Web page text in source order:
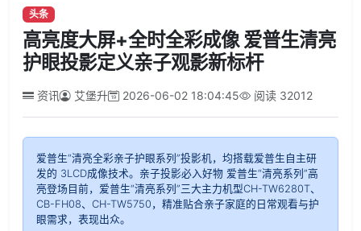
头条
高亮度大屏+全时全彩成像 爱普生清亮
护眼投影定义亲子观影新标杆
资讯 艾堡升 2026-06-02 18:04:45 阅读 32012
爱普生“清亮全彩亲子护眼系列”投影机，均搭载爱普生自主研
发的 3LCD成像技术。亲子投影必入好物 爱普生“清亮系列”高
亮登场目前，爱普生“清亮系列”三大主力机型CH-TW6280T、
CB-FH08、CH-TW5750，精准贴合亲子家庭的日常观看与护
眼需求，表现出众。